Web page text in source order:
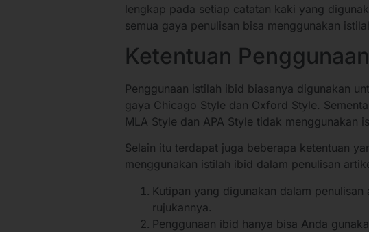
lengkap pada setiap catatan kaki yang
semua gaya penulisan bisa menggunakan
Ketentuan
Penggunaan istilah ibid biasanya digunakan
gaya Chicago Style dan Oxford Style.
MLA Style dan APA Style tidak menggunakan
Selain itu terdapat juga beberapa ketentuan
menggunakan istilah ibid dalam penulisan
Kutipan yang digunakan dalam
rujukannya.
Penggunaan ibid hanya bisa Anda